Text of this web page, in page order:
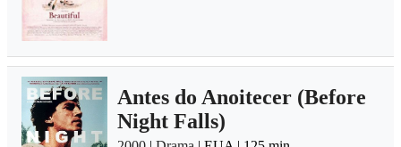
Antes do Anoitecer (Before
Night Falls)